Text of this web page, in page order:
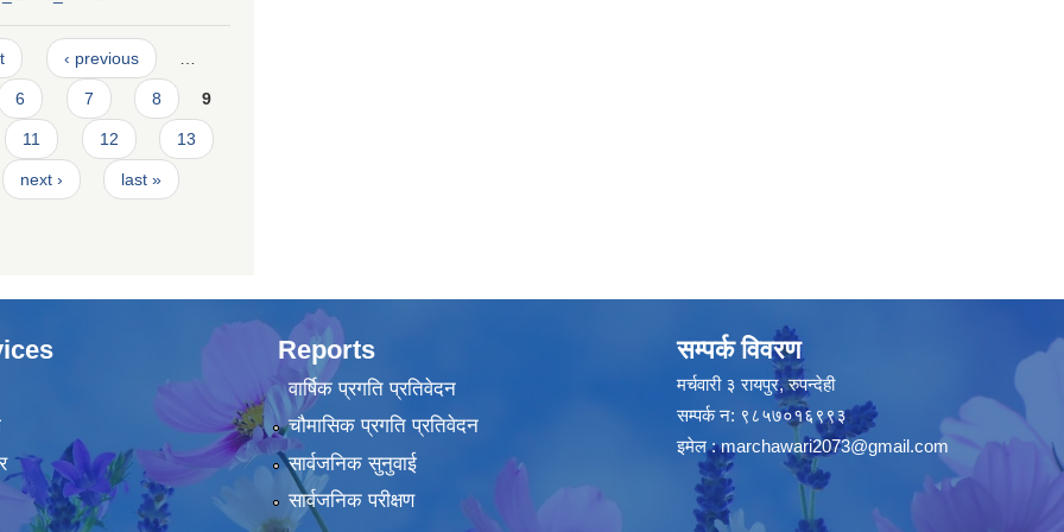
‹ previous
6 7 8 9
11 12 13
next › last »
Reports
वार्षिक प्रगति प्रतिवेदन
चौमासिक प्रगति प्रतिवेदन
सार्वजनिक सुनुवाई
सार्वजनिक परीक्षण
सम्पर्क विवरण
मर्चवारी ३ रायपुर, रुपन्देही
सम्पर्क न: ९८५७०१६९९३
इमेल :marchawari2073@gmail.com